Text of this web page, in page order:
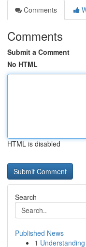
Comments
Comments
Submit a Comment
No HTML
HTML is disabled
Search
Published News
1